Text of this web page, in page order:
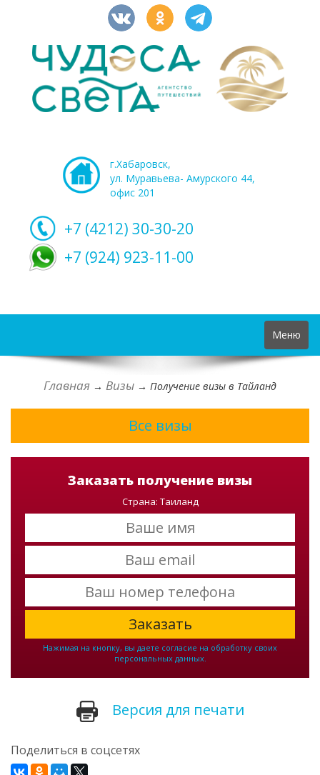
г.Хабаровск,
ул. Муравьева- Амурского 44,
офис 201
+7 (4212) 30-30-20
+7 (924) 923-11-00
Toggle
navigation
Меню
Главная → Визы → Получение визы в Тайланд
Все визы
Заказать получение визы
Страна: Таиланд
Нажимая на кнопку, вы даете согласие на обработку своих
персональных данных.
Версия для печати
Поделиться в соцсетях